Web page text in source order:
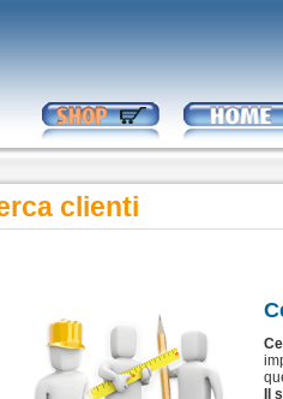
clienti
Il